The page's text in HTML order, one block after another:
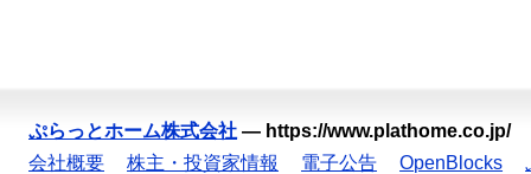
ぷらっとホーム株式会社 — https://www.plathome.co.jp/
会社概要
株主・投資家情報 電子公告 OpenBlocks